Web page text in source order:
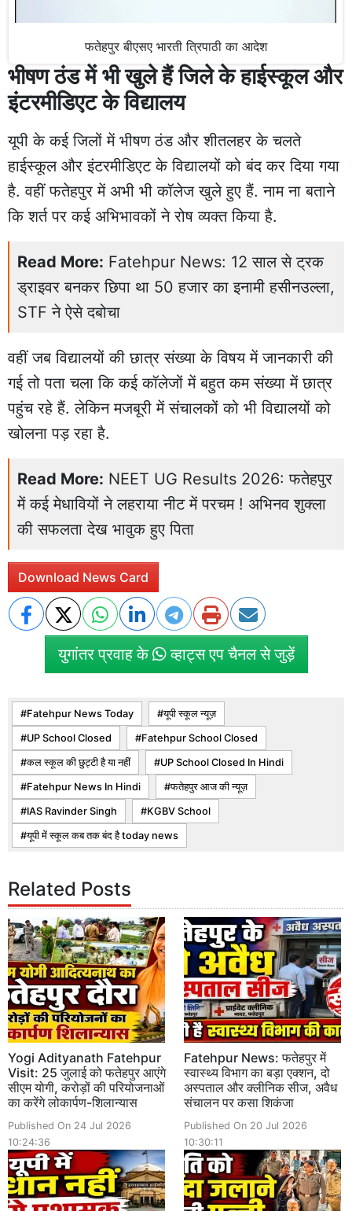
फतेहपुर बीएसए भारती त्रिपाठी का आदेश
भीषण ठंड में भी खुले हैं जिले के हाईस्कूल और
इंटरमीडिएट के विद्यालय
यूपी के कई जिलों में भीषण ठंड और शीतलहर के चलते
हाईस्कूल और इंटरमीडिएट के विद्यालयों को बंद कर दिया गया
है. वहीं फतेहपुर में अभी भी कॉलेज खुले हुए हैं. नाम ना बताने
कि शर्त पर कई अभिभावकों ने रोष व्यक्त किया है.
Read More: Fatehpur News: 12 साल से ट्रक
ड्राइवर बनकर छिपा था 50 हजार का इनामी हसीनउल्ला,
STF ने ऐसे दबोचा
वहीं जब विद्यालयों की छात्र संख्या के विषय में जानकारी की
गई तो पता चला कि कई कॉलेजों में बहुत कम संख्या में छात्र
पहुंच रहे हैं. लेकिन मजबूरी में संचालकों को भी विद्यालयों को
खोलना पड़ रहा है.
Read More: NEET UG Results 2026: फतेहपुर
में कई मेधावियों ने लहराया नीट में परचम ! अभिनव शुक्ला
की सफलता देख भावुक हुए पिता
Download News Card
युगांतर प्रवाह के व्हाट्स एप चैनल से जुड़ें
Fatehpur News Today यूपी स्कूल न्यूज़
UP School Closed Fatehpur School Closed
कल स्कूल की छुट्टी है या नहीं UP School Closed In Hindi
Fatehpur News In Hindi फतेहपुर आज की न्यूज़
IAS Ravinder Singh KGBV School
यूपी में स्कूल कब तक बंद है today news
Related Posts
Yogi Adityanath Fatehpur
Visit: 25 जुलाई को फतेहपुर आएंगे
सीएम योगी, करोड़ों की परियोजनाओं
का करेंगे लोकार्पण-शिलान्यास
Published On 24 Jul 2026
10:24:36
Fatehpur News: फतेहपुर में
स्वास्थ्य विभाग का बड़ा एक्शन, दो
अस्पताल और क्लीनिक सीज, अवैध
संचालन पर कसा शिकंजा
Published On 20 Jul 2026
10:30:11